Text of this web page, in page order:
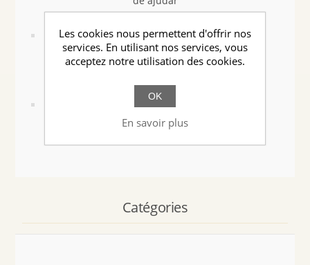
Neural Core: A Arquitetura que Fica Sempre um
O Dia em que a IA Aprendeu a Pensar Antes de
Catégories
Les cookies nous permettent d'offrir nos
services. En utilisant nos services, vous
acceptez notre utilisation des cookies.
OK
En savoir plus